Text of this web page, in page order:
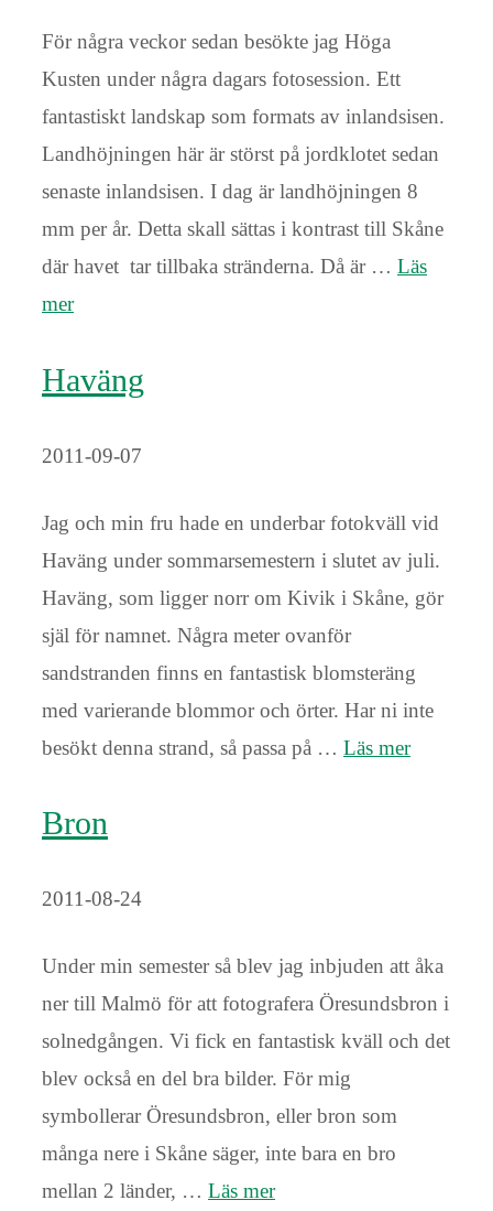
För några veckor sedan besökte jag Höga
Kusten under några dagars fotosession. Ett
fantastiskt landskap som formats av inlandsisen.
Landhöjningen här är störst på jordklotet sedan
senaste inlandsisen. I dag är landhöjningen 8
mm per år. Detta skall sättas i kontrast till Skåne
där havet tar tillbaka stränderna. Då är … Läs
mer
Haväng
2011-09-07
Jag och min fru hade en underbar fotokväll vid
Haväng under sommarsemestern i slutet av juli.
Haväng, som ligger norr om Kivik i Skåne, gör
själ för namnet. Några meter ovanför
sandstranden finns en fantastisk blomsteräng
med varierande blommor och örter. Har ni inte
besökt denna strand, så passa på … Läs mer
Bron
2011-08-24
Under min semester så blev jag inbjuden att åka
ner till Malmö för att fotografera Öresundsbron i
solnedgången. Vi fick en fantastisk kväll och det
blev också en del bra bilder. För mig
symbollerar Öresundsbron, eller bron som
många nere i Skåne säger, inte bara en bro
mellan 2 länder, … Läs mer